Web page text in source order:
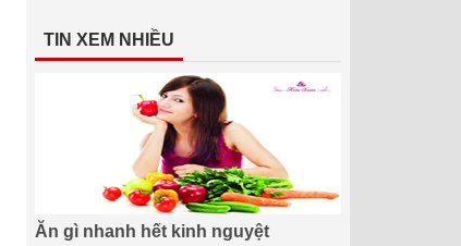
TIN XEM NHIỀU
Ăn gì nhanh hết kinh nguyệt